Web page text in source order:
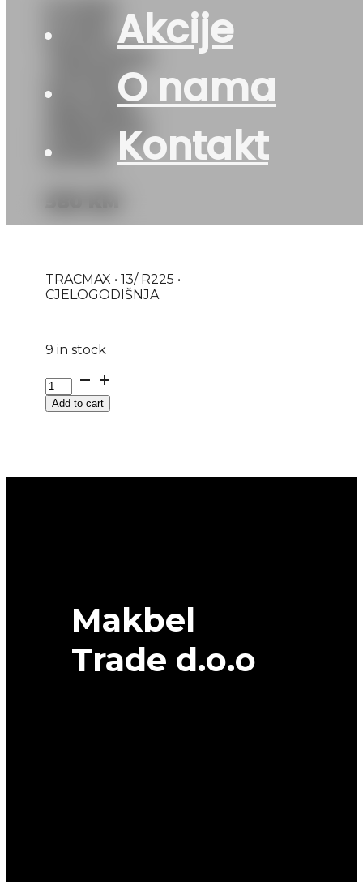
Akcije
O nama
Kontakt
GUMA
GRT901
156/150K –
PREDNJA
KIPER
TRACMAX • 13/ R225 •
CJELOGODIŠNJA
9 in stock
&
KAM.
GUMA
Add to cart
Makbel
Trade d.o.o